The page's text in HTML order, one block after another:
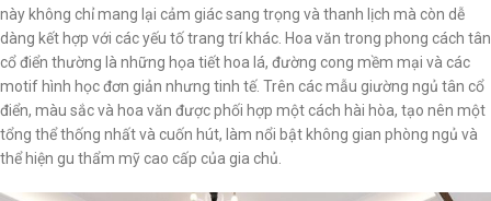
này không chỉ mang lại cảm giác sang trọng và thanh lịch mà còn dễ
dàng kết hợp với các yếu tố trang trí khác. Hoa văn trong phong cách tân
cổ điển thường là những họa tiết hoa lá, đường cong mềm mại và các
motif hình học đơn giản nhưng tinh tế. Trên các mẫu giường ngủ tân cổ
điển, màu sắc và hoa văn được phối hợp một cách hài hòa, tạo nên một
tổng thể thống nhất và cuốn hút, làm nổi bật không gian phòng ngủ và
thể hiện gu thẩm mỹ cao cấp của gia chủ.